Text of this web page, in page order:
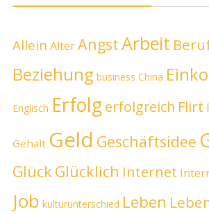
Allein AlterAngstArbeit
Beziehung business China
Englisch Erfolgerfolgreich Flirt
Gehalt Geld Geschäftsidee
Glück Glücklich Internet
Job kulturunterschied Leben